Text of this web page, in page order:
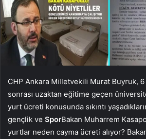
CHP Ankara Milletvekili Murat Buyruk,
sonrası uzaktan eğitime geçen
yurt ücreti konusunda sıkıntı
gençlik ve SporBakan Muharrem
yurtlar neden cayma ücreti alıyor?